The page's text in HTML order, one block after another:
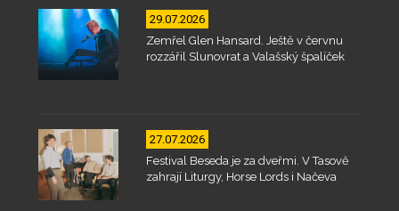
29.07.2026
Zemřel Glen Hansard. Ještě v červnu
rozzářil Slunovrat a Valašský špalíček
27.07.2026
Festival Beseda je za dveřmi. V Tasově
zahrají Liturgy, Horse Lords i Načeva